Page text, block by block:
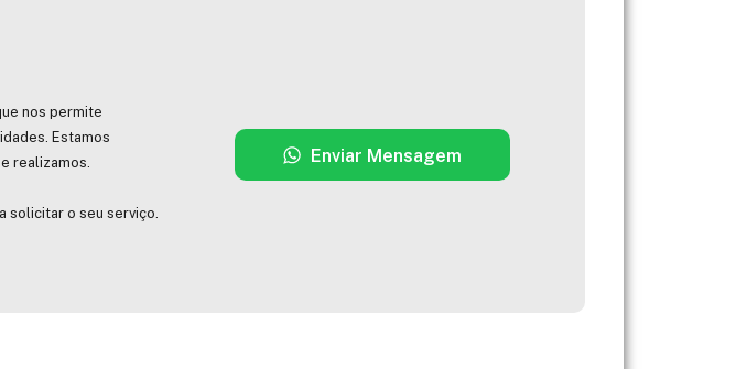
nos permite
Estamos
realizamos.
solicitar o seu serviço.
Enviar Mensagem